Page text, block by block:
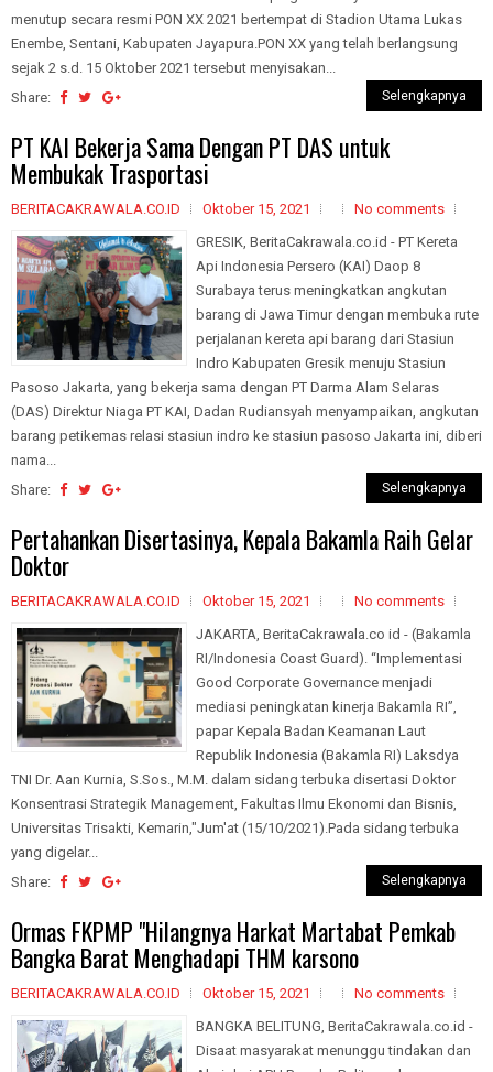
menutup secara resmi PON XX 2021 bertempat di Stadion Utama Lukas
Enembe, Sentani, Kabupaten Jayapura.PON XX yang telah berlangsung
sejak 2 s.d. 15 Oktober 2021 tersebut menyisakan...
Share:
Selengkapnya
PT KAI Bekerja Sama Dengan PT DAS untuk
Membukak Trasportasi
BERITACAKRAWALA.CO.ID Oktober 15, 2021
No comments
GRESIK, BeritaCakrawala.co.id - PT Kereta
Api Indonesia Persero (KAI) Daop 8
Surabaya terus meningkatkan angkutan
barang di Jawa Timur dengan membuka rute
perjalanan kereta api barang dari Stasiun
Indro Kabupaten Gresik menuju Stasiun
Pasoso Jakarta, yang bekerja sama dengan PT Darma Alam Selaras
(DAS) Direktur Niaga PT KAI, Dadan Rudiansyah menyampaikan, angkutan
barang petikemas relasi stasiun indro ke stasiun pasoso Jakarta ini, diberi
nama...
Share:
Selengkapnya
Pertahankan Disertasinya, Kepala Bakamla Raih Gelar
Doktor
BERITACAKRAWALA.CO.ID Oktober 15, 2021
No comments
JAKARTA, BeritaCakrawala.co id - (Bakamla
RI/Indonesia Coast Guard). “Implementasi
Good Corporate Governance menjadi
mediasi peningkatan kinerja Bakamla RI”,
papar Kepala Badan Keamanan Laut
Republik Indonesia (Bakamla RI) Laksdya
TNI Dr. Aan Kurnia, S.Sos., M.M. dalam sidang terbuka disertasi Doktor
Konsentrasi Strategik Management, Fakultas Ilmu Ekonomi dan Bisnis,
Universitas Trisakti, Kemarin,"Jum'at (15/10/2021).Pada sidang terbuka
yang digelar...
Share:
Selengkapnya
Ormas FKPMP "Hilangnya Harkat Martabat Pemkab
Bangka Barat Menghadapi THM karsono
BERITACAKRAWALA.CO.ID Oktober 15, 2021
No comments
BANGKA BELITUNG, BeritaCakrawala.co.id -
Disaat masyarakat menunggu tindakan dan